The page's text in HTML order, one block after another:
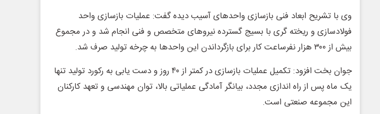
وی با تشریح ابعاد فنی بازسازی واحدهای آسیب دیده گفت: عملیات بازسازی واحد
فولادسازی و ریخته گری با بسیج گسترده نیروهای متخصص و فنی انجام شد و در مجموع
بیش از ۳۰۰ هزار نفرساعت کار برای بازگرداندن این واحدها به چرخه تولید صرف شد.
جوان بخت افزود: تکمیل عملیات بازسازی در کمتر از ۴۰ روز و دست یابی به رکورد تولید تنها
یک ماه پس از راه اندازی مجدد، بیانگر آمادگی عملیاتی بالا، توان مهندسی و تعهد کارکنان
این مجموعه صنعتی است.